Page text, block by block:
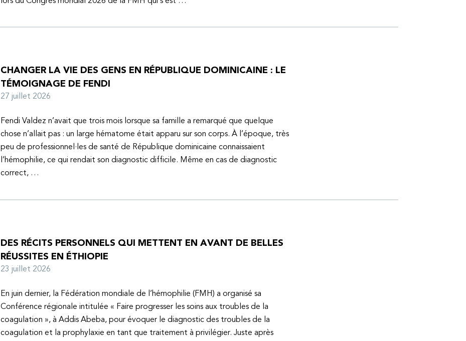
CHANGER LA VIE DES GENS EN RÉPUBLIQUE DOMINICAINE : LE
TÉMOIGNAGE DE FENDI
27 juillet 2026
Fendi Valdez n’avait que trois mois lorsque sa famille a remarqué que quelque
chose n’allait pas : un large hématome était apparu sur son corps. À l’époque, très
peu de professionnel·les de santé de République dominicaine connaissaient
l’hémophilie, ce qui rendait son diagnostic difficile. Même en cas de diagnostic
correct, …
DES RÉCITS PERSONNELS QUI METTENT EN AVANT DE BELLES
RÉUSSITES EN ÉTHIOPIE
23 juillet 2026
En juin dernier, la Fédération mondiale de l’hémophilie (FMH) a organisé sa
Conférence régionale intitulée « Faire progresser les soins aux troubles de la
coagulation », à Addis Abeba, pour évoquer le diagnostic des troubles de la
coagulation et la prophylaxie en tant que traitement à privilégier. Juste après